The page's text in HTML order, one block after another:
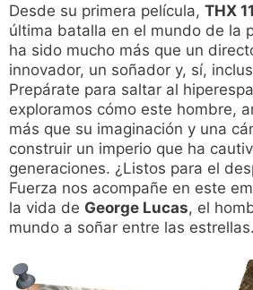
Desde su primera película, THX
última batalla en el mundo de la
ha sido mucho más que un
innovador, un soñador y, sí,
Prepárate para saltar al
exploramos cómo este hombre,
más que su imaginación y una
construir un imperio que ha
generaciones. ¿Listos para el
Fuerza nos acompañe en este
la vida de George Lucas, el
mundo a soñar entre las estrellas.